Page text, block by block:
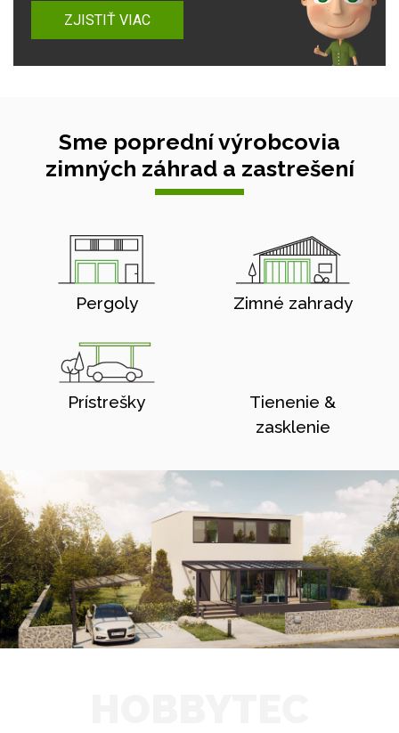
ZJISTIŤ VIAC
Sme poprední výrobcovia
zimných záhrad a zastrešení
Pergoly Zimné zahrady
Prístrešky
Tienenie &
zasklenie